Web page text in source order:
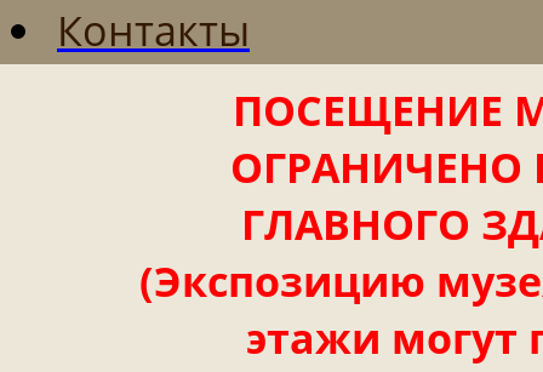
Контакты
ПОСЕЩЕНИЕ
ОГРАНИЧЕНО
ГЛАВНОГО
(Экспозицию
этажи могут